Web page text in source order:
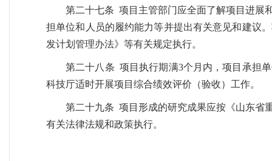
第二十七条 项目主管部门应全面了解项目进展
担单位和人员的履约能力等并提出有关意见和建议
发计划管理办法》等有关规定执行。
第二十八条 项目执行期满3个月内，项目承担
科技厅适时开展项目综合绩效评价（验收）工作。
第二十九条 项目形成的研究成果应按《山东省
有关法律法规和政策执行。